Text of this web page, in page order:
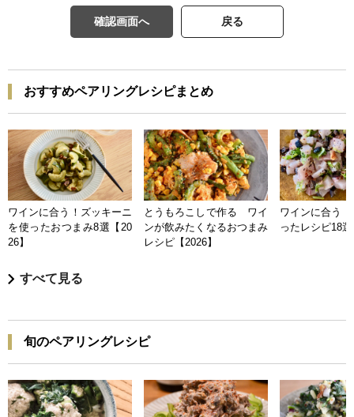
確認画面へ 戻る
おすすめペアリングレシピまとめ
ワインに合う！ズッキーニ
を使ったおつまみ8選【20
26】
とうもろこしで作る ワイ
ンが飲みたくなるおつまみ
レシピ【2026】
ワインに合う
ったレシピ18
すべて見る
旬のペアリングレシピ